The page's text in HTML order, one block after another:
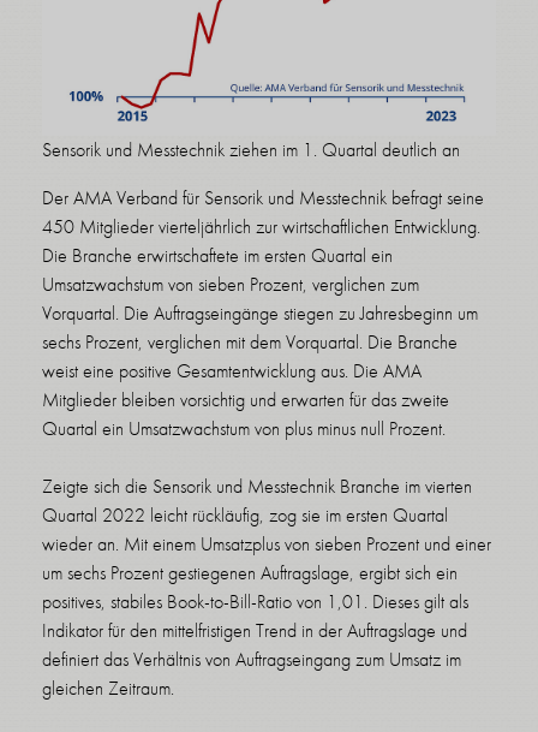
Sensorik und Messtechnik ziehen im 1. Quartal deutlich an
Der AMA Verband für Sensorik und Messtechnik befragt seine
450 Mitglieder vierteljährlich zur wirtschaftlichen Entwicklung.
Die Branche erwirtschaftete im ersten Quartal ein
Umsatzwachstum von sieben Prozent, verglichen zum
Vorquartal. Die Auftragseingänge stiegen zu Jahresbeginn um
sechs Prozent, verglichen mit dem Vorquartal. Die Branche
weist eine positive Gesamtentwicklung aus. Die AMA
Mitglieder bleiben vorsichtig und erwarten für das zweite
Quartal ein Umsatzwachstum von plus minus null Prozent.
Zeigte sich die Sensorik und Messtechnik Branche im vierten
Quartal 2022 leicht rückläufig, zog sie im ersten Quartal
wieder an. Mit einem Umsatzplus von sieben Prozent und einer
um sechs Prozent gestiegenen Auftragslage, ergibt sich ein
positives, stabiles Book-to-Bill-Ratio von 1,01. Dieses gilt als
Indikator für den mittelfristigen Trend in der Auftragslage und
definiert das Verhältnis von Auftragseingang zum Umsatz im
gleichen Zeitraum.